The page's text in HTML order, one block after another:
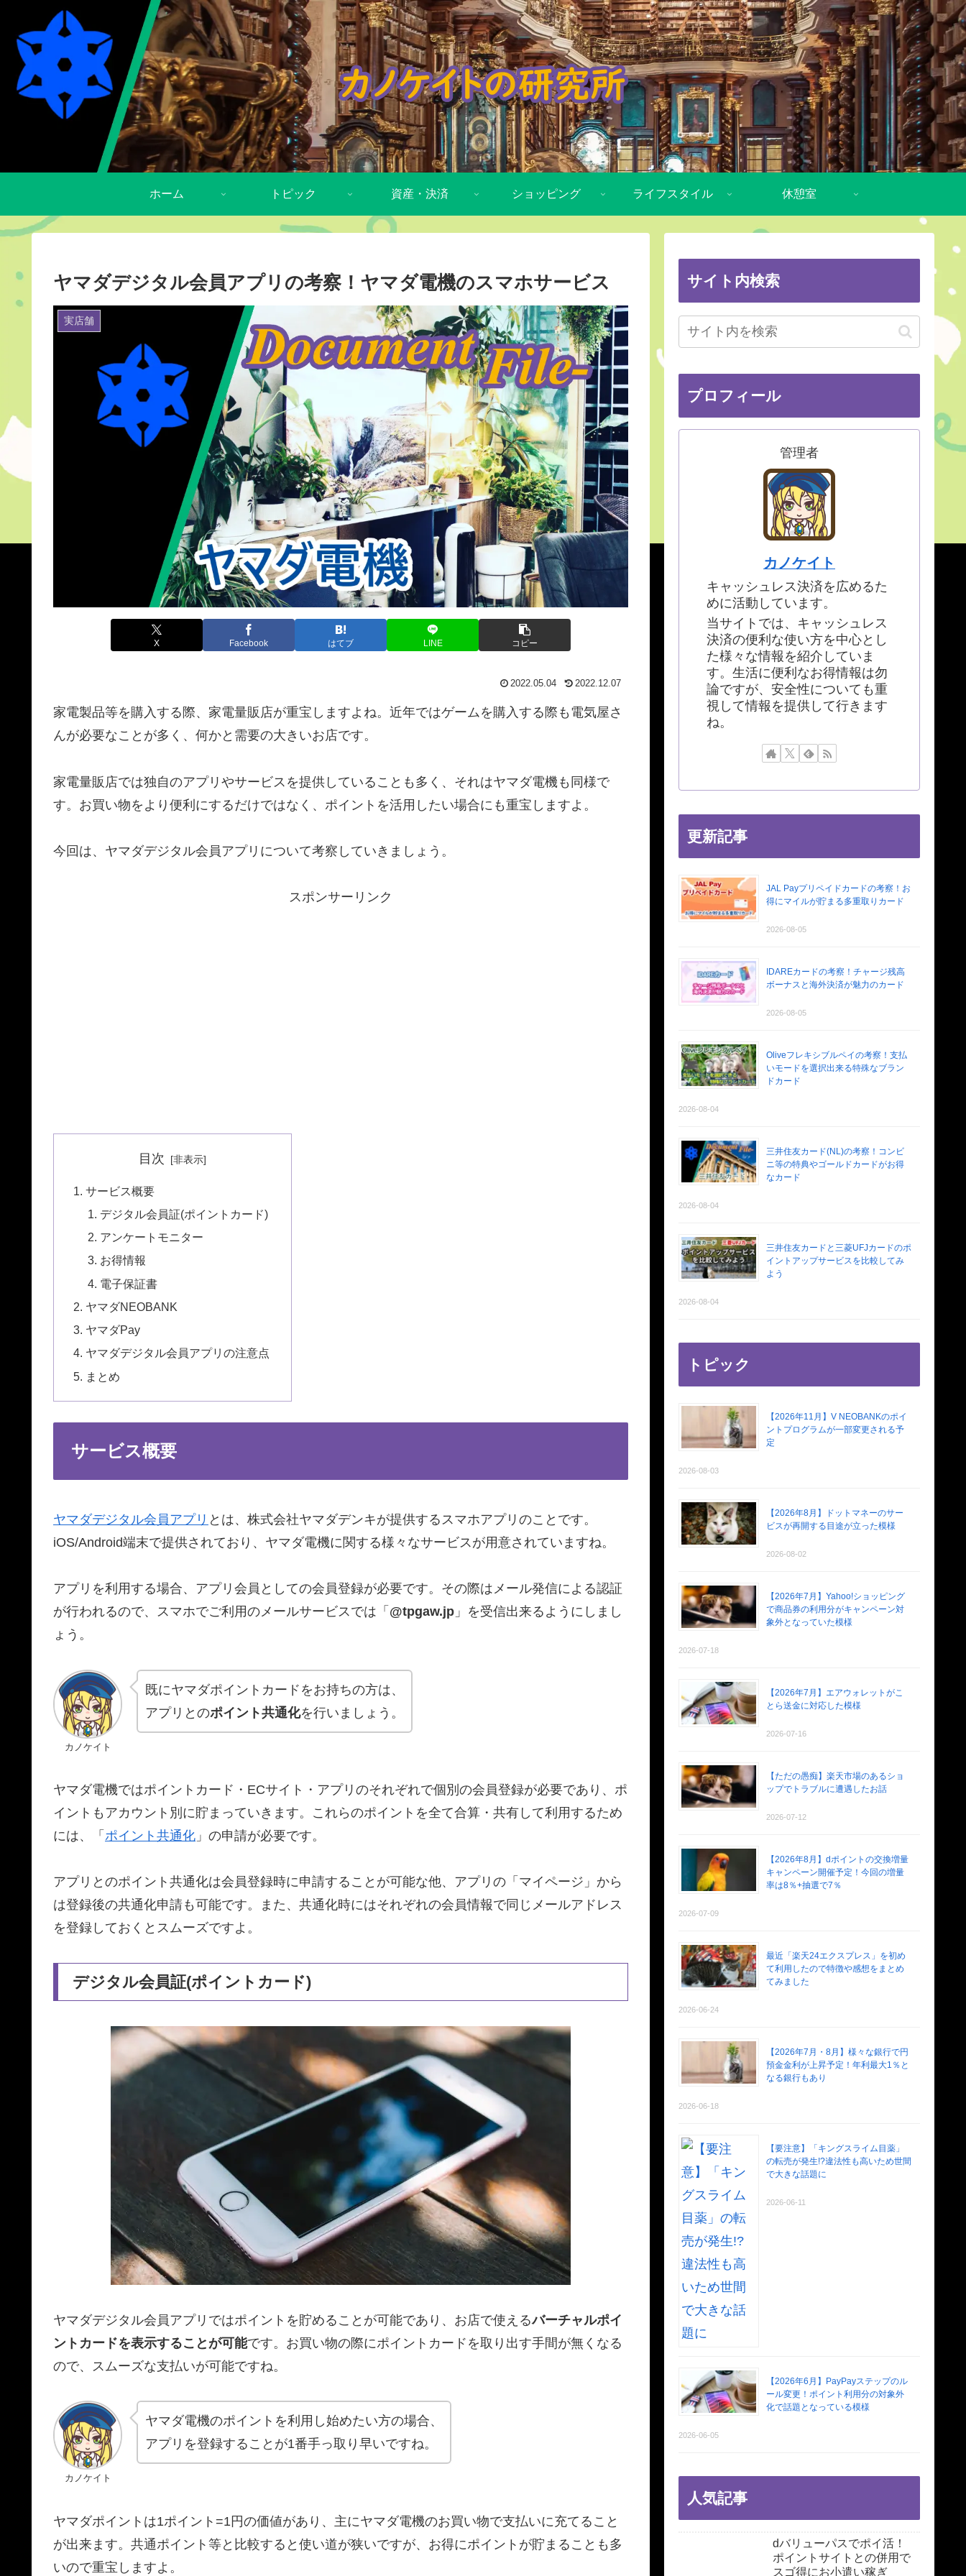
ホーム トピック 資産・決済 ショッピング ライフスタイル 休憩室
ヤマダデジタル会員アプリの考察！ヤマダ電機のスマホサービス
実店舗
X Facebook はてブ LINE コピー
2022.05.04 2022.12.07
家電製品等を購入する際、家電量販店が重宝しますよね。近年ではゲームを購入する際も電気屋さ
んが必要なことが多く、何かと需要の大きいお店です。
家電量販店では独自のアプリやサービスを提供していることも多く、それはヤマダ電機も同様で
す。お買い物をより便利にするだけではなく、ポイントを活用したい場合にも重宝しますよ。
今回は、ヤマダデジタル会員アプリについて考察していきましょう。
スポンサーリンク
目次
サービス概要
デジタル会員証(ポイントカード)
アンケートモニター
お得情報
電子保証書
ヤマダNEOBANK
ヤマダPay
ヤマダデジタル会員アプリの注意点
まとめ
サービス概要
ヤマダデジタル会員アプリ とは、株式会社ヤマダデンキが提供するスマホアプリのことです。
iOS/Android端末で提供されており、ヤマダ電機に関する様々なサービスが用意されていますね。
アプリを利用する場合、アプリ会員としての会員登録が必要です。その際はメール発信による認証
が行われるので、スマホでご利用のメールサービスでは「 @tpgaw.jp 」を受信出来るようにしまし
ょう。
カノケイト
既にヤマダポイントカードをお持ちの方は、
アプリとのポイント共通化を行いましょう。
ヤマダ電機ではポイントカード・ECサイト・アプリのそれぞれで個別の会員登録が必要であり、ポ
イントもアカウント別に貯まっていきます。これらのポイントを全て合算・共有して利用するため
には、「 ポイント共通化 」の申請が必要です。
アプリとのポイント共通化は会員登録時に申請することが可能な他、アプリの「マイページ」から
は登録後の共通化申請も可能です。また、共通化時にはそれぞれの会員情報で同じメールアドレス
を登録しておくとスムーズですよ。
デジタル会員証(ポイントカード)
ヤマダデジタル会員アプリではポイントを貯めることが可能であり、お店で使えるバーチャルポイ
ントカードを表示することが可能です。お買い物の際にポイントカードを取り出す手間が無くなる
ので、スムーズな支払いが可能ですね。
カノケイト
ヤマダ電機のポイントを利用し始めたい方の場合、
アプリを登録することが1番手っ取り早いですね。
ヤマダポイントは1ポイント=1円の価値があり、主にヤマダ電機のお買い物で支払いに充てること
が出来ます。共通ポイント等と比較すると使い道が狭いですが、お得にポイントが貯まることも多
いので重宝しますよ。
サイト内検索
プロフィール
管理者
カノケイト
キャッシュレス決済を広めるた
めに活動しています。
当サイトでは、キャッシュレス
決済の便利な使い方を中心とし
た様々な情報を紹介していま
す。生活に便利なお得情報は勿
論ですが、安全性についても重
視して情報を提供して行きます
ね。
更新記事
JAL Payプリペイドカードの考察！お
得にマイルが貯まる多重取りカード
2026-08-05
IDAREカードの考察！チャージ残高
ボーナスと海外決済が魅力のカード
2026-08-05
Oliveフレキシブルペイの考察！支払
いモードを選択出来る特殊なブラン
ドカード
2026-08-04
三井住友カード(NL)の考察！コンビ
ニ等の特典やゴールドカードがお得
なカード
2026-08-04
三井住友カードと三菱UFJカードのポ
イントアップサービスを比較してみ
よう
2026-08-04
トピック
【2026年11月】V NEOBANKのポイ
ントプログラムが一部変更される予
定
2026-08-03
【2026年8月】ドットマネーのサー
ビスが再開する目途が立った模様
2026-08-02
【2026年7月】Yahoo!ショッピング
で商品券の利用分がキャンペーン対
象外となっていた模様
2026-07-18
【2026年7月】エアウォレットがこ
とら送金に対応した模様
2026-07-16
【ただの愚痴】楽天市場のあるショ
ップでトラブルに遭遇したお話
2026-07-12
【2026年8月】dポイントの交換増量
キャンペーン開催予定！今回の増量
率は8％+抽選で7％
2026-07-09
最近「楽天24エクスプレス」を初め
て利用したので特徴や感想をまとめ
てみました
2026-06-24
【2026年7月・8月】様々な銀行で円
預金金利が上昇予定！年利最大1％と
なる銀行もあり
2026-06-18
【要注意】「キングスライム目薬」
の転売が発生!?違法性も高いため世間
で大きな話題に
2026-06-11
【2026年6月】PayPayステップのル
ール変更！ポイント利用分の対象外
化で話題となっている模様
2026-06-05
人気記事
dバリューパスでポイ活！
ポイントサイトとの併用で
スゴ得にお小遣い稼ぎ